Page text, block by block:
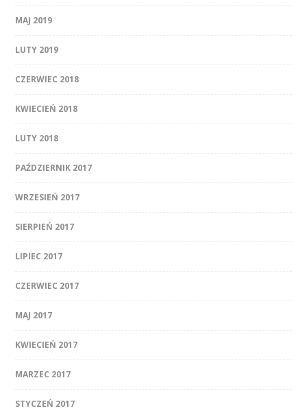
MAJ 2019
LUTY 2019
CZERWIEC 2018
KWIECIEŃ 2018
LUTY 2018
PAŹDZIERNIK 2017
WRZESIEŃ 2017
SIERPIEŃ 2017
LIPIEC 2017
CZERWIEC 2017
MAJ 2017
KWIECIEŃ 2017
MARZEC 2017
STYCZEŃ 2017